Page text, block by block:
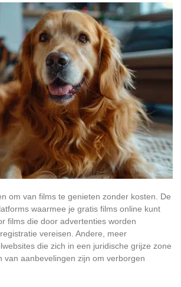
om van films te genieten zonder kosten. De
waarmee je gratis films online kunt
films die door advertenties worden
vereisen. Andere, meer
die zich in een juridische grijze zone
aanbevelingen zijn om verborgen